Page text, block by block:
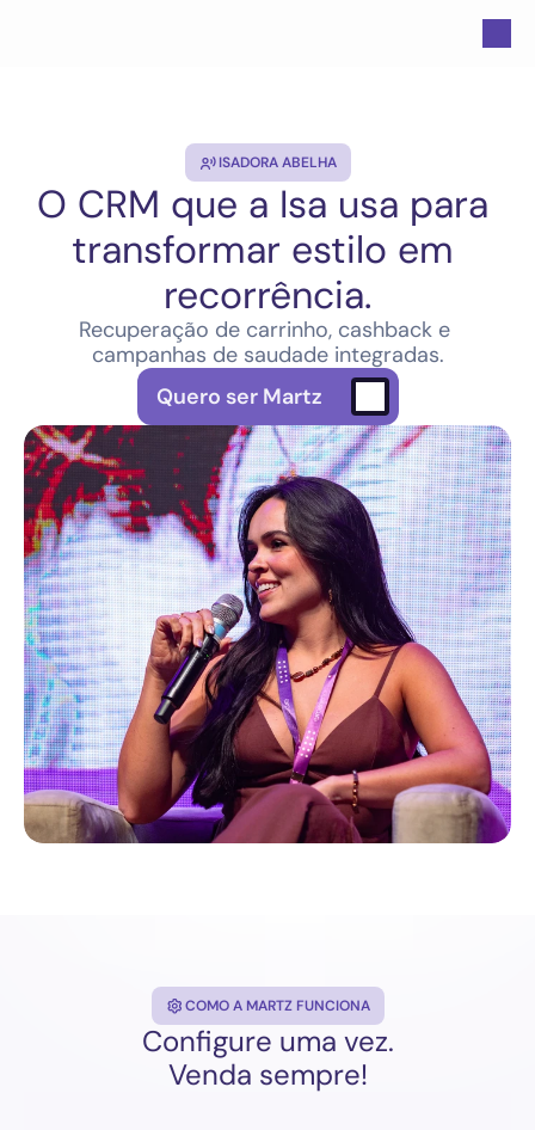
ISADORA ABELHA
O CRM que a Isa usa para
transformar estilo em
recorrência.
Recuperação de carrinho, cashback e
campanhas de saudade integradas.
Quero ser Martz
COMO A MARTZ FUNCIONA
Configure uma vez.
Venda sempre!